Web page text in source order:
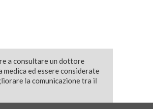
a consultare un dottore
ed essere considerate
la comunicazione tra il